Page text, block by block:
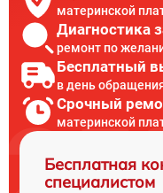
материнской
Диагностика
ремонт по
Бесплатный
в день
Срочный
материнской
Бесплатная
специалистом